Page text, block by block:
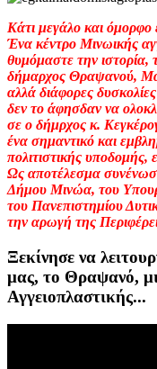
Κάτι μεγάλο και όμορφο
Ένα κέντρο Μινωικής
θυμόμαστε την ιστορία,
δήμαρχος Θραψανού,
αλλά διάφορες
δεν το άφησδαν να
σε ο δήμρχος κ.
ένα σημαντικό και
πολιτιστικής υποδομής,
Ως αποτέλεσμα
Δήμου Μινώα, του
του Πανεπιστημίου
την αρωγή της
Ξεκίνησε να
μας, το Θραψανό,
Αγγειοπλαστικής...